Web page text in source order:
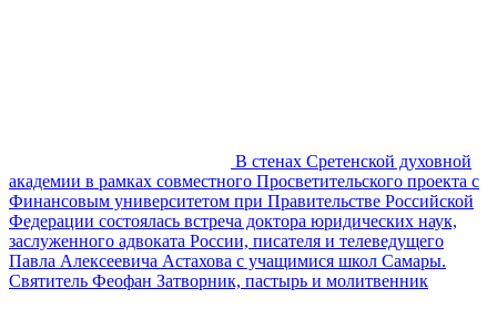
В стенах Сретенской духовной
академии в рамках совместного Просветительского проекта с
Финансовым университетом при Правительстве Российской
Федерации состоялась встреча доктора юридических наук,
заслуженного адвоката России, писателя и телеведущего
Павла Алексеевича Астахова с учащимися школ Самары.
Святитель Феофан Затворник, пастырь и молитвенник